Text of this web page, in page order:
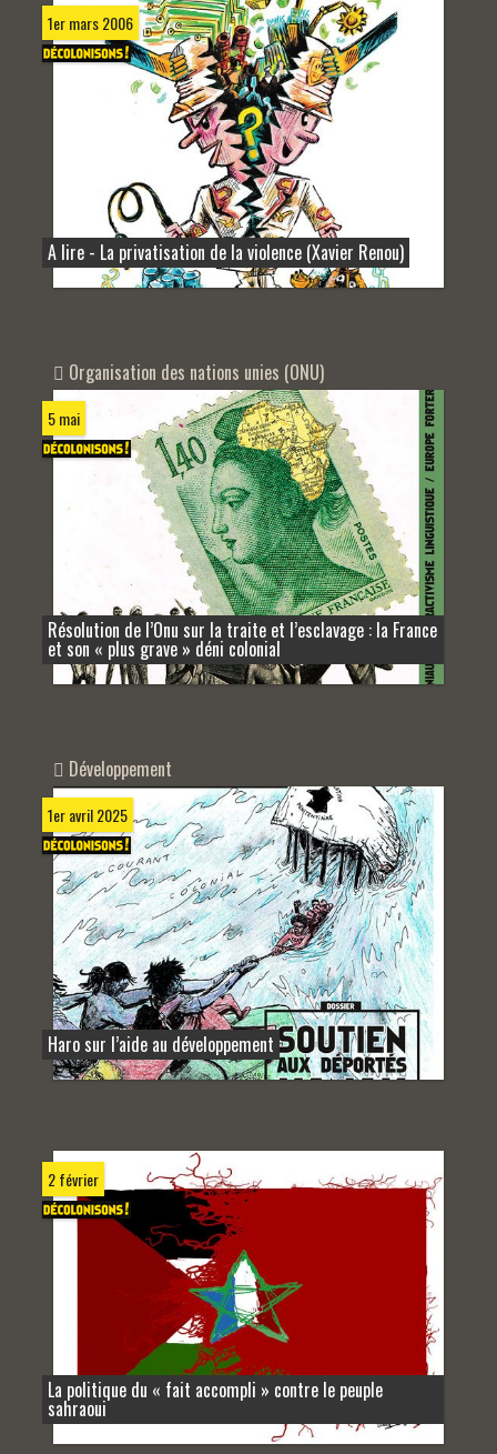
1er mars 2006
A lire - La privatisation de la violence (Xavier Renou)
Organisation des nations unies (ONU)
5 mai
Résolution de l’Onu sur la traite et l’esclavage : la France
et son « plus grave » déni colonial
Développement
1er avril 2025
Haro sur l’aide au développement
2 février
La politique du « fait accompli » contre le peuple
sahraoui